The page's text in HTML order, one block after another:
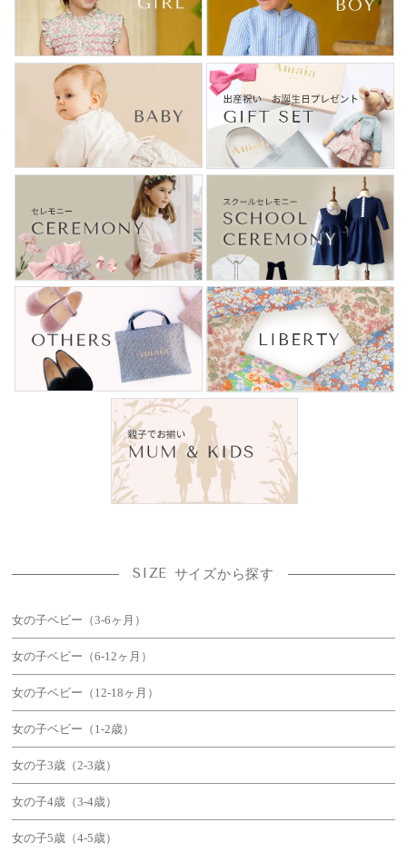
SIZE サイズから探す
女の子ベビー（3-6ヶ月）
女の子ベビー（6-12ヶ月）
女の子ベビー（12-18ヶ月）
女の子ベビー（1-2歳）
女の子3歳（2-3歳）
女の子4歳（3-4歳）
女の子5歳（4-5歳）